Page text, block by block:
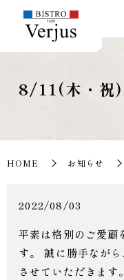
8/11(木・祝)
HOME お知らせ
2022/08/03
平素は格別のご愛顧
す。 誠に勝手なが
させていただきま